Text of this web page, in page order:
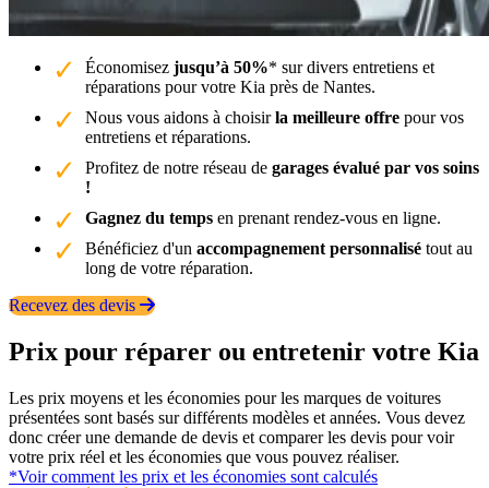
Économisez jusqu’à 50%* sur divers entretiens et
réparations pour votre Kia près de Nantes.
Nous vous aidons à choisirla meilleure offre pour vos
entretiens et réparations.
Profitez de notre réseau de garages évalué par vos soins
!
Gagnez du temps en prenant rendez-vous en ligne.
Bénéficiez d'un accompagnement personnalisé tout au
long de votre réparation.
Recevez des devis
Prix pour réparer ou entretenir votre Kia
Les prix moyens et les économies pour les marques de voitures
présentées sont basés sur différents modèles et années. Vous devez
donc créer une demande de devis et comparer les devis pour voir
votre prix réel et les économies que vous pouvez réaliser.
*Voir comment les prix et les économies sont calculés